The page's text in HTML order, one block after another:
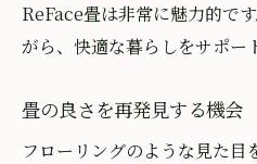
ReFace畳は非常に魅力的で
がら、快適な暮らしをサポー
畳の良さを再発見する機会
フローリングのような見た目